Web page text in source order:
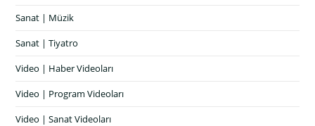
Sanat | Müzik
Sanat | Tiyatro
Video | Haber Videoları
Video | Program Videoları
Video | Sanat Videoları